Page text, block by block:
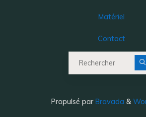
Matériel
Contact
Propulsé par Bravada &